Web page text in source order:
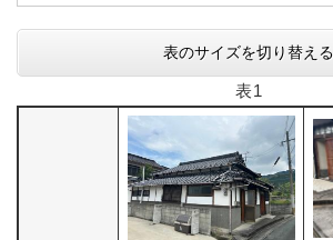
表のサイズを切り替える
表1